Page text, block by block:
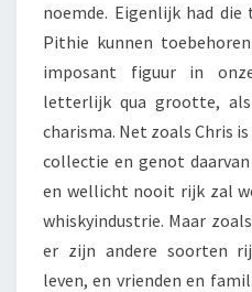
noemde. Eigenlijk had
Pithie kunnen
imposant figuur in
letterlijk qua grootte,
charisma. Net zoals Chris
collectie en genot
en wellicht nooit rijk zal
whiskyindustrie. Maar
er zijn andere soorten
leven, en vrienden en